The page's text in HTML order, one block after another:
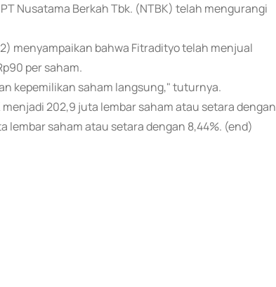
Nusatama Berkah Tbk. (NTBK) telah mengurangi
menyampaikan bahwa Fitradityo telah menjual
per saham.
kepemilikan saham langsung," tuturnya.
202,9 juta lembar saham atau setara dengan
lembar saham atau setara dengan 8,44%. (end)